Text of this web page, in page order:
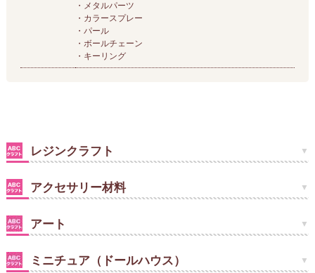
・メタルパーツ
・カラースプレー
・パール
・ボールチェーン
・キーリング
レジンクラフト
アクセサリー材料
アート
ミニチュア（ドールハウス）